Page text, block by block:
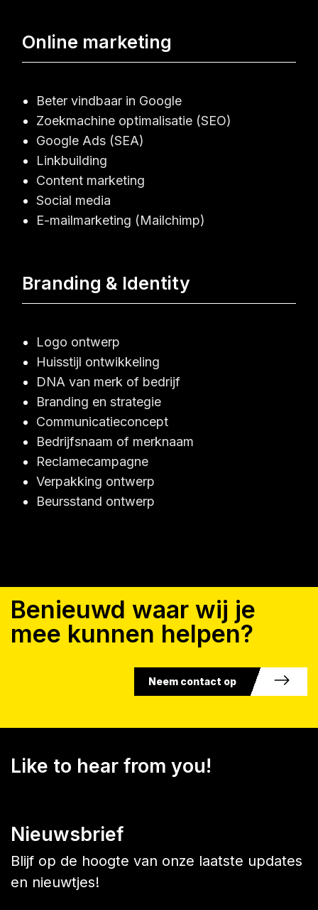
Online marketing
Beter vindbaar in Google
Zoekmachine optimalisatie (SEO)
Google Ads (SEA)
Linkbuilding
Content marketing
Social media
E-mailmarketing (Mailchimp)
Branding & Identity
Logo ontwerp
Huisstijl ontwikkeling
DNA van merk of bedrijf
Branding en strategie
Communicatieconcept
Bedrijfsnaam of merknaam
Reclamecampagne
Verpakking ontwerp
Beursstand ontwerp
Benieuwd waar wij je
mee kunnen helpen?
Neem contact op
Like to hear from you!
Nieuwsbrief
Blijf op de hoogte van onze laatste updates
en nieuwtjes!